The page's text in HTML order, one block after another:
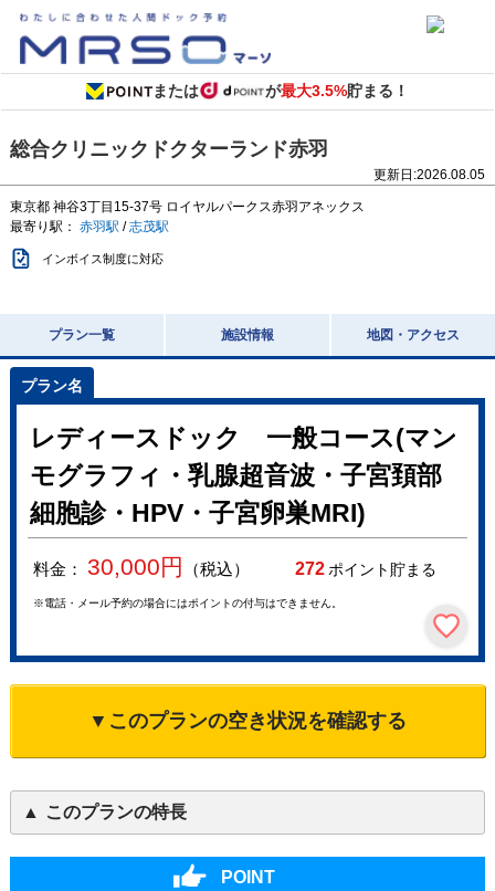
または が最大3.5%貯まる！
総合クリニックドクターランド赤羽
更新日:2026.08.05
東京都 神谷3丁目15-37号 ロイヤルパークス赤羽アネックス
最寄り駅： 赤羽駅 /志茂駅
インボイス制度に対応
プラン一覧 施設情報 地図・アクセス
レディースドック 一般コース(マン
モグラフィ・乳腺超音波・子宮頚部
細胞診・HPV・子宮卵巣MRI)
料金： 30,000円 （税込） 272ポイント貯まる
※電話・メール予約の場合にはポイントの付与はできません。
▼このプランの空き状況を確認する
このプランの特長
POINT